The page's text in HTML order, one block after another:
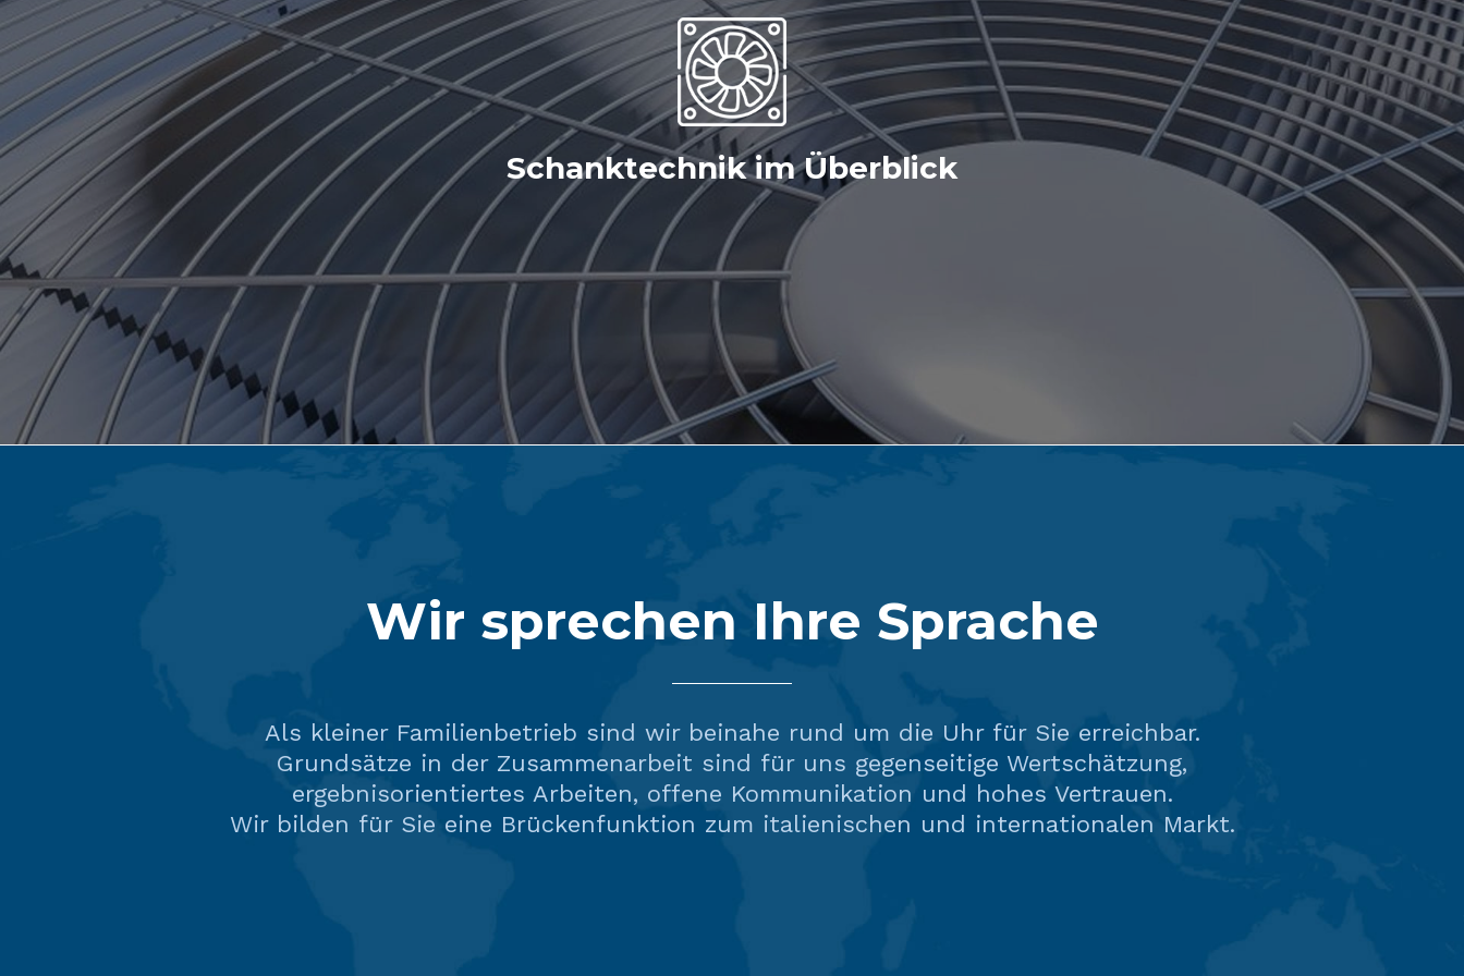
Schanktechnik im Überblick
Wir sprechen Ihre Sprache
Als kleiner Familienbetrieb sind wir beinahe rund um die Uhr für Sie erreichbar.
Grundsätze in der Zusammenarbeit sind für uns gegenseitige Wertschätzung,
ergebnisorientiertes Arbeiten, offene Kommunikation und hohes Vertrauen.
Wir bilden für Sie eine Brückenfunktion zum italienischen und internationalen Markt.